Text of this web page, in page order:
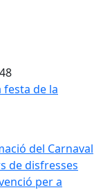
de la disbauxa
del Carnaval
de disfresses
per a